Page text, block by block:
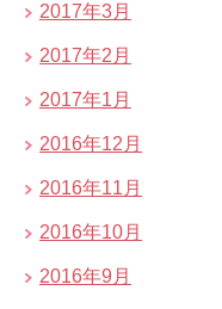
2017年3月
2017年2月
2017年1月
2016年12月
2016年11月
2016年10月
2016年9月